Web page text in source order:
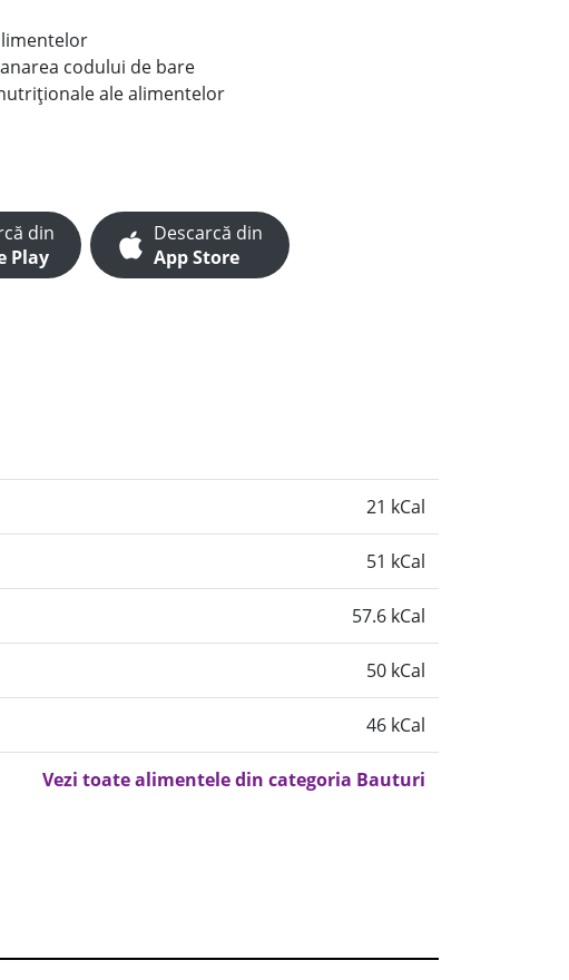
codului de bare
ale alimentelor
din
Play
Descarcă din
App Store
21 kCal
51 kCal
57.6 kCal
50 kCal
46 kCal
Vezi toate alimentele din categoria Bauturi